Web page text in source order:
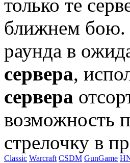
только те
ближнем бою.
раунда в
сервера,
сервера
возможность
стрелочку в
Classic Warcraft CSDM GunGame